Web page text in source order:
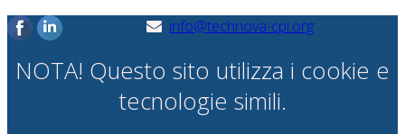
info@technova-cpi.org
NOTA! Questo sito utilizza i cookie e
tecnologie simili.